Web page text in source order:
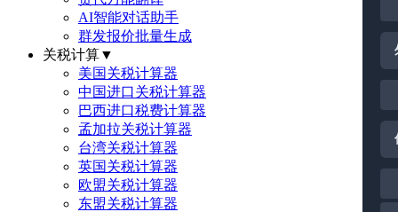
AI智能对话助手
群发报价批量生成
关税计算▼
美国关税计算器
中国进口关税计算器
巴西进口税费计算器
孟加拉关税计算器
台湾关税计算器
英国关税计算器
欧盟关税计算器
东盟关税计算器